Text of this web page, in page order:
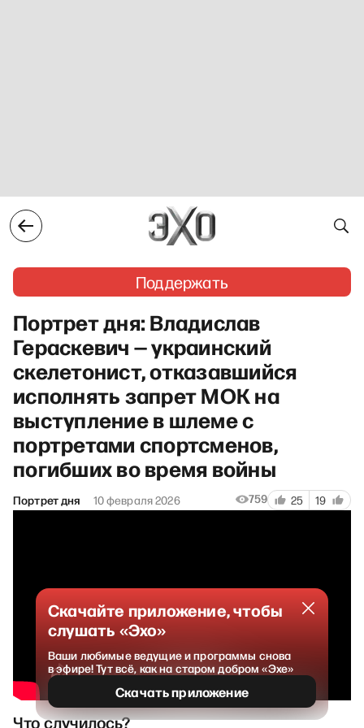
Поддержать
Портрет дня: Владислав
Гераскевич — украинский
скелетонист, отказавшийся
исполнять запрет МОК на
выступление в шлеме с
портретами спортсменов,
погибших во время войны
Портрет дня 10 февраля 2026 759 25 19
Что случилось?
Скачайте приложение, чтобы
слушать «Эхо»
Ваши любимые ведущие и программы снова
в эфире! Тут всё, как на старом добром «Эхе»
Скачать приложение